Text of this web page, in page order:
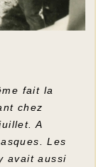
fait la
chez
A
Les
avait aussi